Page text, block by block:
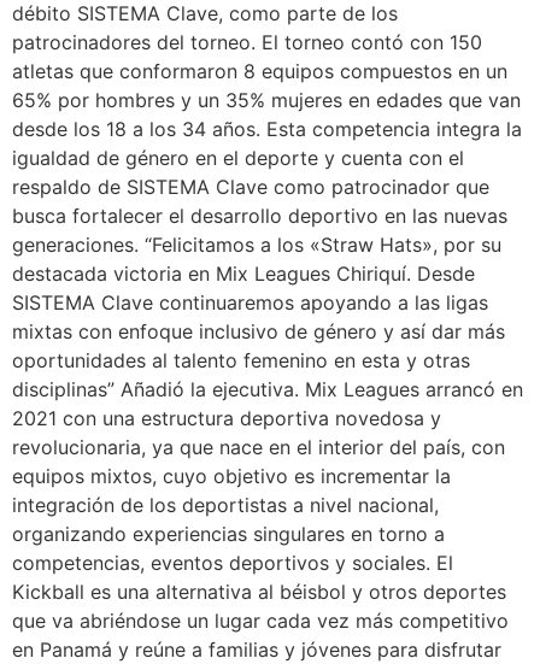
débito SISTEMA Clave, como parte de los
patrocinadores del torneo. El torneo contó con 150
atletas que conformaron 8 equipos compuestos en un
65% por hombres y un 35% mujeres en edades que van
desde los 18 a los 34 años. Esta competencia integra la
igualdad de género en el deporte y cuenta con el
respaldo de SISTEMA Clave como patrocinador que
busca fortalecer el desarrollo deportivo en las nuevas
generaciones. “Felicitamos a los «Straw Hats», por su
destacada victoria en Mix Leagues Chiriquí. Desde
SISTEMA Clave continuaremos apoyando a las ligas
mixtas con enfoque inclusivo de género y así dar más
oportunidades al talento femenino en esta y otras
disciplinas” Añadió la ejecutiva. Mix Leagues arrancó en
2021 con una estructura deportiva novedosa y
revolucionaria, ya que nace en el interior del país, con
equipos mixtos, cuyo objetivo es incrementar la
integración de los deportistas a nivel nacional,
organizando experiencias singulares en torno a
competencias, eventos deportivos y sociales. El
Kickball es una alternativa al béisbol y otros deportes
que va abriéndose un lugar cada vez más competitivo
en Panamá y reúne a familias y jóvenes para disfrutar